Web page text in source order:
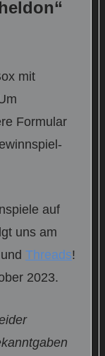
mit
Formular
auf
uns am
und Threads!
2023.